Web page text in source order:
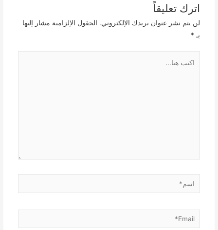
اترك تعليقاً
لن يتم نشر عنوان بريدك الإلكتروني. الحقول الإلزامية مشار إليها
بـ *
اسم*
Email*